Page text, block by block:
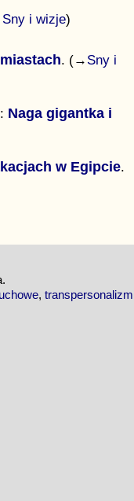
Sny i wizje)
. (→ Sny i
: Naga gigantka i
w Egipcie.
, transpersonalizm